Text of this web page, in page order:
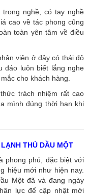
nghề, có tay nghề
cao về tác phong cũng
toàn yên tâm về điều
viên ở đây có thái độ
đáo luôn biết lắng nghe
cho khách hàng.
trách nhiệm rất cao
mình đúng thời hạn khi
THỦ DẦU MỘT
phong phú, đặc biệt với
hiệu mới như hiện nay.
Một đã và đang ngày
lực để cập nhật mới